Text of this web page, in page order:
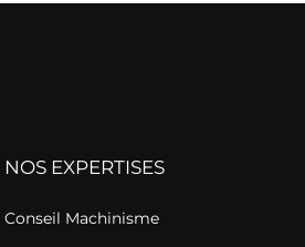
NOS EXPERTISES
Conseil Machinisme